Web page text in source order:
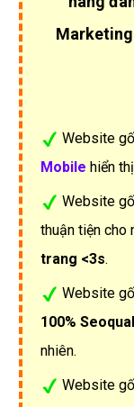
Website
Mobile hiển
Website
thuận tiện cho
trang <3s.
Website
100%
nhiên.
Website